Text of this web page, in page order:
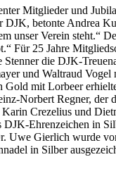
Mitglieder und
DJK, betonte Andrea
unser Verein steht.“
Für 25 Jahre
die DJK-
und Waltraud
Gold mit Lorbeer
Norbert Regner, der
Crezelius und
Ehrenzeichen in
Uwe Gierlich wurde
in Silber